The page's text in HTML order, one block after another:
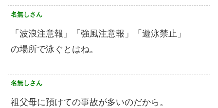
名無しさん
「波浪注意報」「強風注意報」「遊泳禁止」
の場所で泳ぐとはね。
名無しさん
祖父母に預けての事故が多いのだから。